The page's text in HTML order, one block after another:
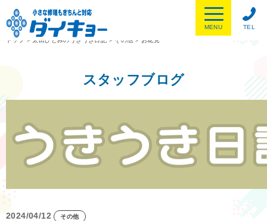
TEL
MENU
トップ
> 太田ひとみのうきうき日記 > その他 > お花見
スタッフブログ
2024/04/12 その他